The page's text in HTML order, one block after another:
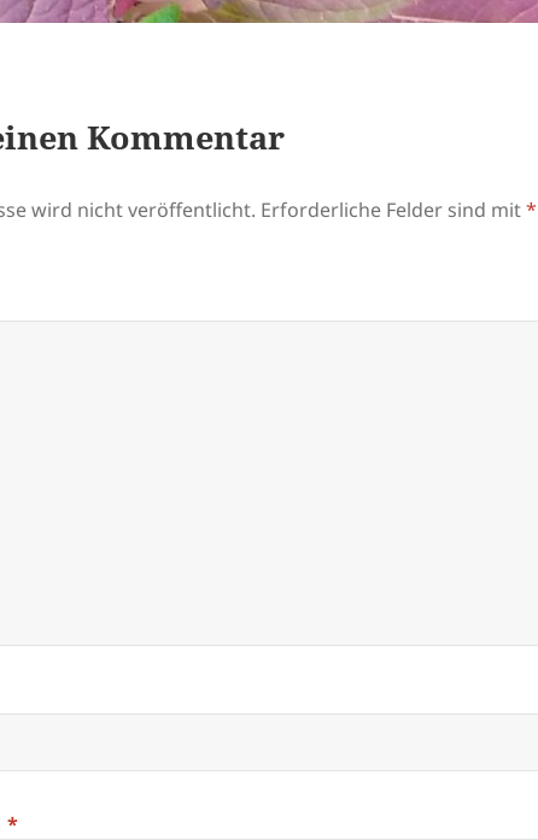
Kommentar
wird nicht veröffentlicht. Erforderliche Felder sind mit*
*